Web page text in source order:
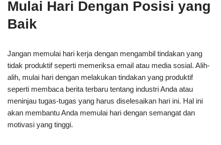
Mulai Hari Dengan Posisi yang
Baik
Jangan memulai hari kerja dengan mengambil tindakan yang
tidak produktif seperti memeriksa email atau media sosial. Alih-
alih, mulai hari dengan melakukan tindakan yang produktif
seperti membaca berita terbaru tentang industri Anda atau
meninjau tugas-tugas yang harus diselesaikan hari ini. Hal ini
akan membantu Anda memulai hari dengan semangat dan
motivasi yang tinggi.